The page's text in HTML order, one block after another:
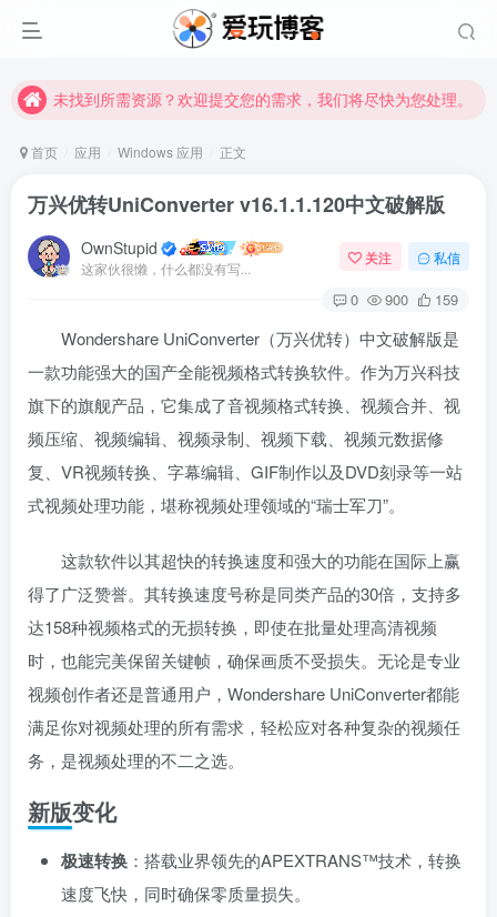
未找到所需资源？欢迎提交您的需求，我们将尽快为您处理。
未找到所需资源？欢迎提交您的需求，我们将尽快为您处理。
首页 应用 Windows 应用 正文
万兴优转UniConverter v16.1.1.120中文破解版
OwnStupid
这家伙很懒，什么都没有写...
关注 私信
0 900 159
Wondershare UniConverter（万兴优转）中文破解版是
一款功能强大的国产全能视频格式转换软件。作为万兴科技
旗下的旗舰产品，它集成了音视频格式转换、视频合并、视
频压缩、视频编辑、视频录制、视频下载、视频元数据修
复、VR视频转换、字幕编辑、GIF制作以及DVD刻录等一站
式视频处理功能，堪称视频处理领域的“瑞士军刀”。
这款软件以其超快的转换速度和强大的功能在国际上赢
得了广泛赞誉。其转换速度号称是同类产品的30倍，支持多
达158种视频格式的无损转换，即使在批量处理高清视频
时，也能完美保留关键帧，确保画质不受损失。无论是专业
视频创作者还是普通用户，Wondershare UniConverter都能
满足你对视频处理的所有需求，轻松应对各种复杂的视频任
务，是视频处理的不二之选。
新版变化
极速转换 ：搭载业界领先的APEXTRANS™技术，转换
速度飞快，同时确保零质量损失。
扫码登录
使用其它方式登录或注册
关注公众号后发送 “验证码” 获取验证码
请输入验证码